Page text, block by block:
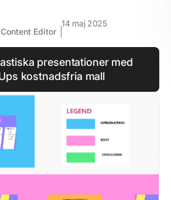
Editor
14 maj 2025
presentationer med
kostnadsfria mall